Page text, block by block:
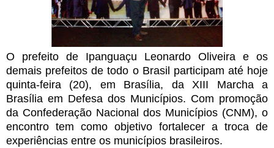
O prefeito de Ipanguaçu Leonardo Oliveira e os
demais prefeitos de todo o Brasil participam até hoje
quinta-feira (20), em Brasília, da XIII Marcha a
Brasília em Defesa dos Municípios. Com promoção
da Confederação Nacional dos Municípios (CNM), o
encontro tem como objetivo fortalecer a troca de
experiências entre os municípios brasileiros.